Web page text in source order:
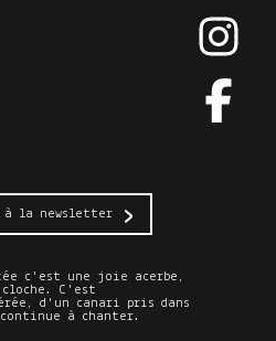
la newsletter
c'est une joie acerbe,
cloche. C'est
d'un canari pris dans
à chanter.